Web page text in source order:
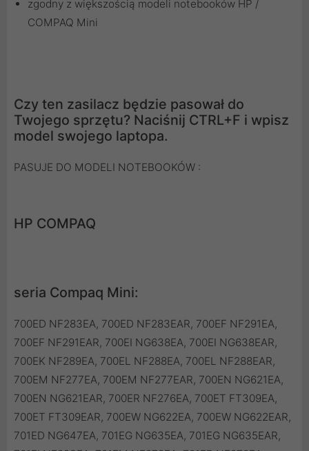
zgodny z większością modeli notebooków HP /
COMPAQ Mini
Czy ten zasilacz będzie pasował do
Twojego sprzętu? Naciśnij CTRL+F i wpisz
model swojego laptopa.
PASUJE DO MODELI NOTEBOOKÓW :
HP COMPAQ
seria Compaq Mini:
700ED NF283EA, 700ED NF283EAR, 700EF NF291EA,
700EF NF291EAR, 700EI NG638EA, 700EI NG638EAR,
700EK NF289EA, 700EL NF288EA, 700EL NF288EAR,
700EM NF277EA, 700EM NF277EAR, 700EN NG621EA,
700EN NG621EAR, 700ER NF276EA, 700ET FT309EA,
700ET FT309EAR, 700EW NG622EA, 700EW NG622EAR,
701ED NG647EA, 701EG NG635EA, 701EG NG635EAR,